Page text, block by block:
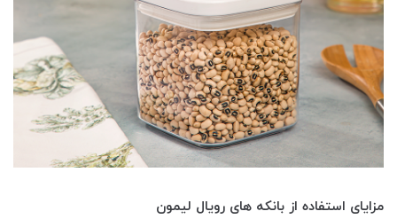
مزایای استفاده از بانکه های رویال لیمون